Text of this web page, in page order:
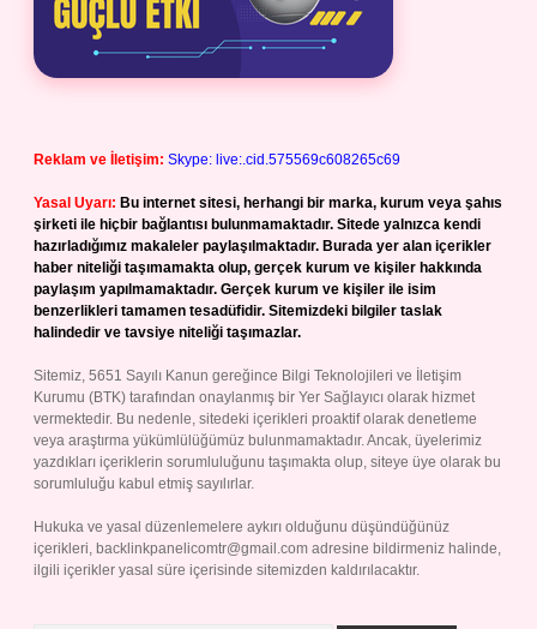
Reklam ve İletişim: Skype: live:.cid.575569c608265c69
Yasal Uyarı: Bu internet sitesi, herhangi bir marka, kurum veya şahıs
şirketi ile hiçbir bağlantısı bulunmamaktadır. Sitede yalnızca kendi
hazırladığımız makaleler paylaşılmaktadır. Burada yer alan içerikler
haber niteliği taşımamakta olup, gerçek kurum ve kişiler hakkında
paylaşım yapılmamaktadır. Gerçek kurum ve kişiler ile isim
benzerlikleri tamamen tesadüfidir. Sitemizdeki bilgiler taslak
halindedir ve tavsiye niteliği taşımazlar.
Sitemiz, 5651 Sayılı Kanun gereğince Bilgi Teknolojileri ve İletişim
Kurumu (BTK) tarafından onaylanmış bir Yer Sağlayıcı olarak hizmet
vermektedir. Bu nedenle, sitedeki içerikleri proaktif olarak denetleme
veya araştırma yükümlülüğümüz bulunmamaktadır. Ancak, üyelerimiz
yazdıkları içeriklerin sorumluluğunu taşımakta olup, siteye üye olarak bu
sorumluluğu kabul etmiş sayılırlar.
Hukuka ve yasal düzenlemelere aykırı olduğunu düşündüğünüz
içerikleri, backlinkpanelicomtr@gmail.com adresine bildirmeniz halinde,
ilgili içerikler yasal süre içerisinde sitemizden kaldırılacaktır.